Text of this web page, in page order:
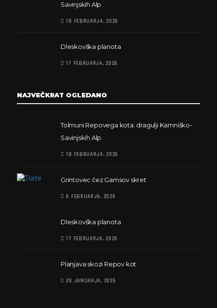
Savinjskih Alp
18 FEBRUARJA, 2026
Dleskovška planota
17 FEBRUARJA, 2026
NAJVEČKRAT OGLEDANO
Tolmuni Repovega kota: dragulji Kamniško-
Savinjskih Alp
18 FEBRUARJA, 2026
Grintovec čez Gamsov skret
6 FEBRUARJA, 2026
Dleskovška planota
17 FEBRUARJA, 2026
Planjava skozi Repov kot
20 JANUARJA, 2026